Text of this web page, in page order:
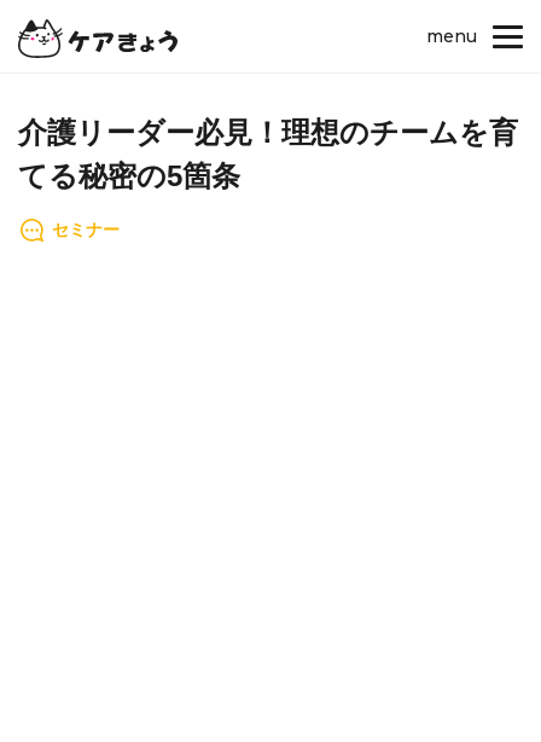
menu
介護リーダー必見！理想のチームを育
てる秘密の5箇条
セミナー